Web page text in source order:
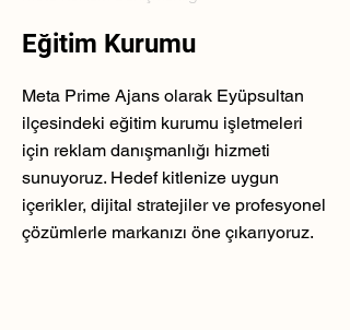
Eğitim Kurumu
Meta Prime Ajans olarak Eyüpsultan
ilçesindeki eğitim kurumu işletmeleri
için reklam danışmanlığı hizmeti
sunuyoruz. Hedef kitlenize uygun
içerikler, dijital stratejiler ve profesyonel
çözümlerle markanızı öne çıkarıyoruz.